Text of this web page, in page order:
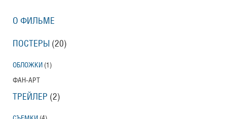
О ФИЛЬМЕ
ПОСТЕРЫ (20)
ОБЛОЖКИ (1)
ФАН-АРТ
ТРЕЙЛЕР (2)